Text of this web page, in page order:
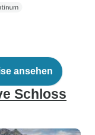
ansehen
Schloss